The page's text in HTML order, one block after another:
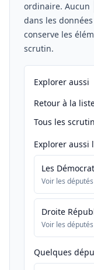
ordinaire. Aucun
dans les
conserve les
scrutin.
Explorer aussi
Retour à la
Tous les
Explorer aussi
Les
Voir les
Droite
Voir les
Quelques